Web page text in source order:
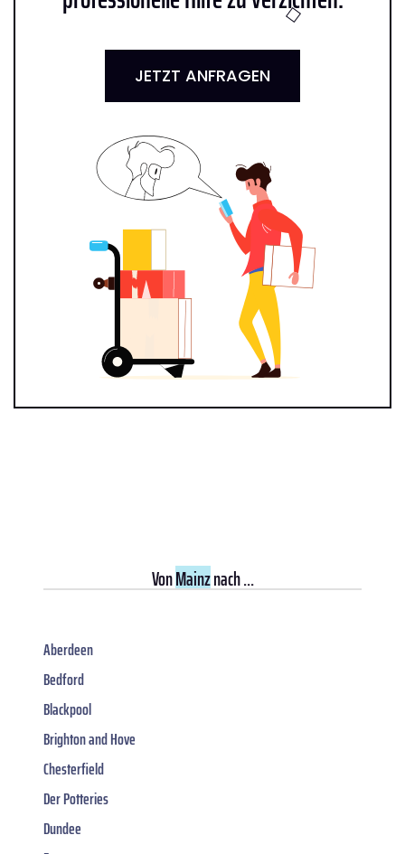
JETZT ANFRAGEN
VonMainznach ...
Aberdeen
Bedford
Blackpool
Brighton and Hove
Chesterfield
Der Potteries
Dundee